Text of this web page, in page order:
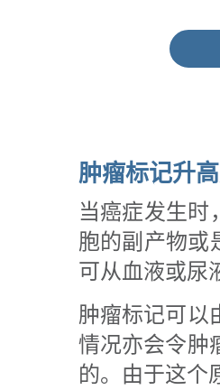
肿瘤标记升
当癌症发生
胞的副产物或
可从血液或尿
肿瘤标记可以
情况亦会令肿
的。由于这个